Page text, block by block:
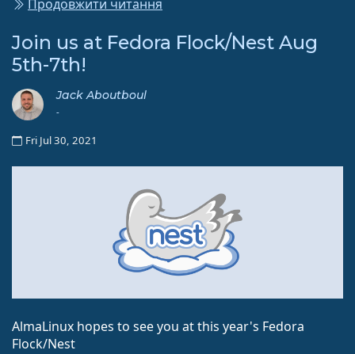
Продовжити читання
Join us at Fedora Flock/Nest Aug
5th-7th!
Jack Aboutboul
-
Fri Jul 30, 2021
AlmaLinux hopes to see you at this year's Fedora
Flock/Nest